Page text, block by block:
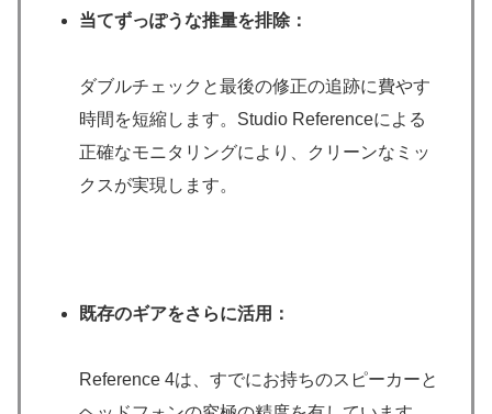
当てずっぽうな推量を排除：
ダブルチェックと最後の修正の追跡に費やす
時間を短縮します。Studio Referenceによる
正確なモニタリングにより、クリーンなミッ
クスが実現します。
既存のギアをさらに活用：
Reference 4は、すでにお持ちのスピーカーと